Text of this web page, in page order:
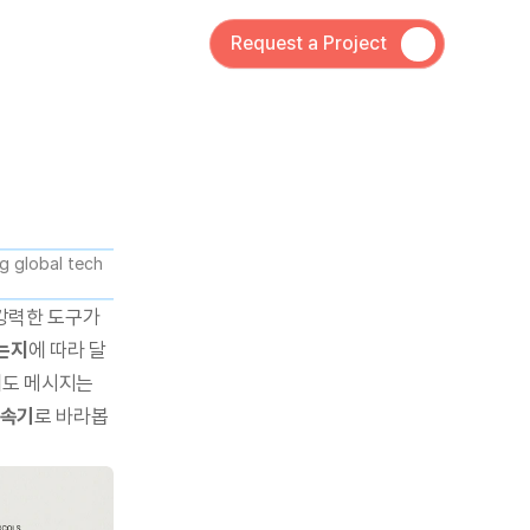
Request a Project
global tech
력한 도구가
지 에 따라 달
메시지는
기로 바라봅